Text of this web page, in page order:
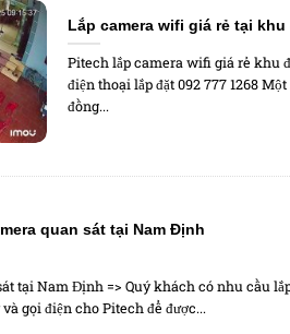
Lắp camera wifi giá rẻ tại
Pitech lắp camera wifi giá rẻ khu
điện thoại lắp đặt 092 777 1268
đồng...
quan sát tại Nam Định
tại Nam Định => Quý khách có nhu cầu
gọi điện cho Pitech để được...